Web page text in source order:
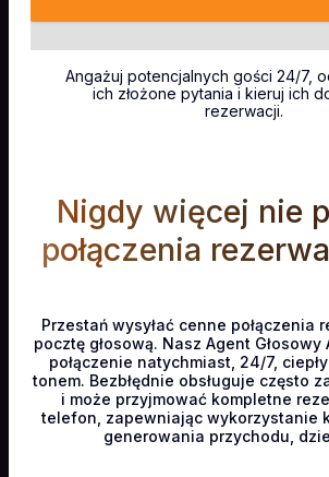
Angażuj potencjalnych gości 24/7,
ich złożone pytania i kieruj ich
rezerwacji.
Nigdy więcej nie
połączenia
Przestań wysyłać cenne połączenia
pocztę głosową. Nasz Agent
połączenie natychmiast, 24/7,
tonem. Bezbłędnie obsługuje często
i może przyjmować kompletne
telefon, zapewniając wykorzystanie
generowania przychodu,